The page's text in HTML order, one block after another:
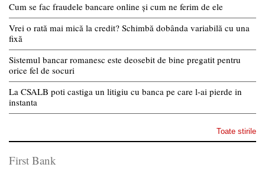
Cum se fac fraudele bancare online și cum ne ferim de ele
Vrei o rată mai mică la credit? Schimbă dobânda variabilă cu una
fixă
Sistemul bancar romanesc este deosebit de bine pregatit pentru
orice fel de socuri
La CSALB poti castiga un litigiu cu banca pe care l-ai pierde in
instanta
Toate stirile
First Bank